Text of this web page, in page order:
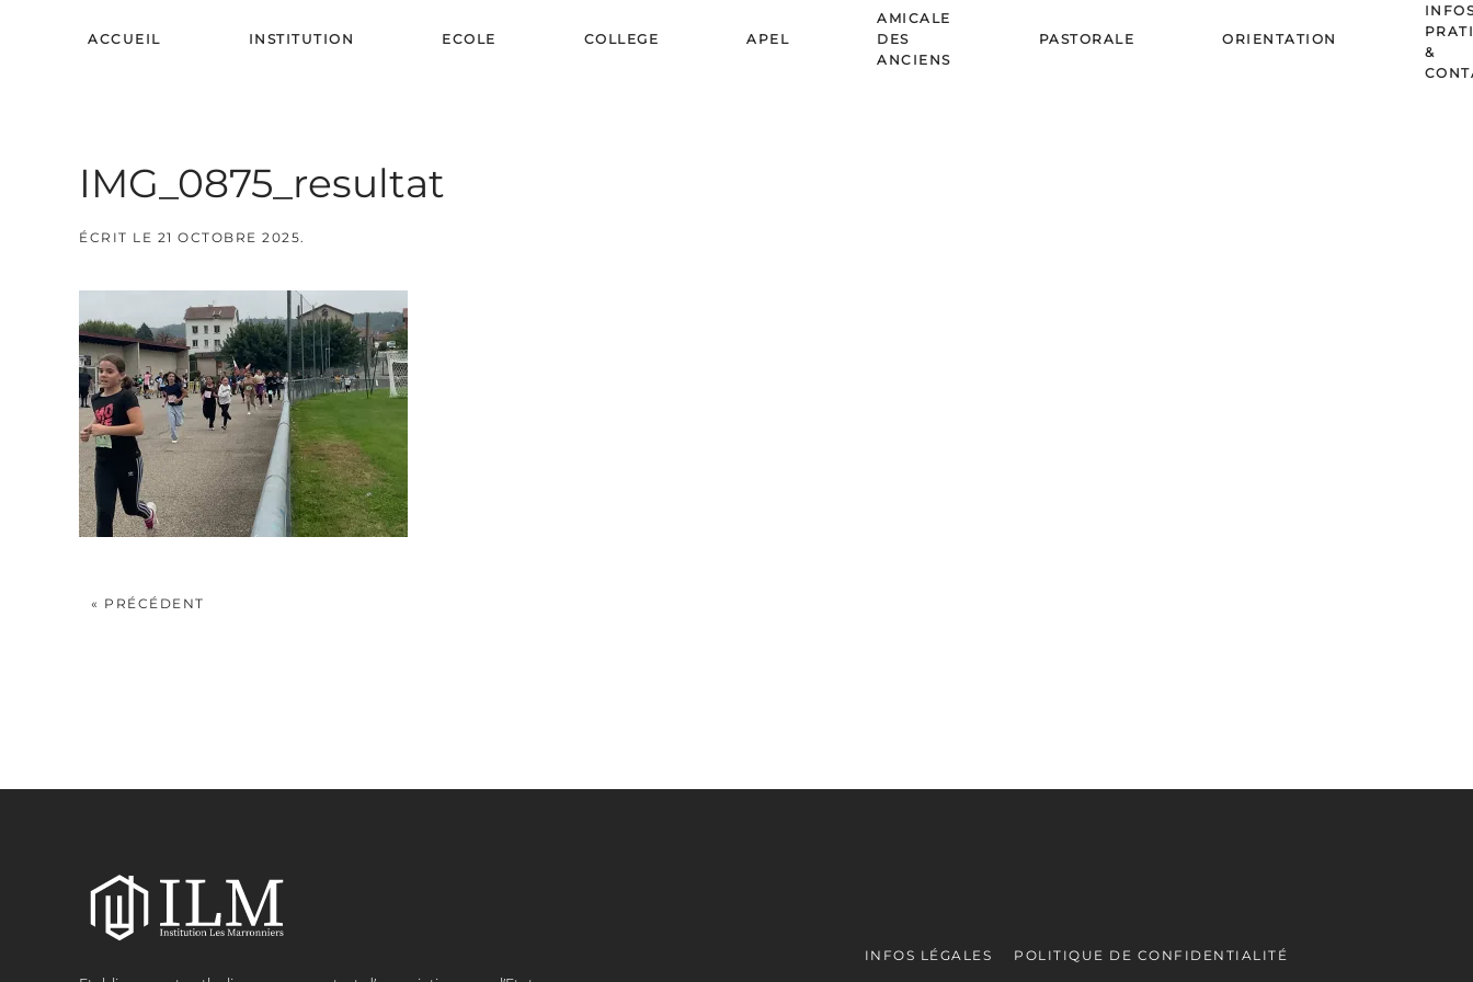
ACCUEIL INSTITUTION ECOLE COLLEGE APEL
AMICALE
DES
ANCIENS
PASTORALE ORIENTATION
&
IMG_0875_resultat
ÉCRIT LE 21 OCTOBRE 2025.
« PRÉCÉDENT
INFOS LÉGALES POLITIQUE DE CONFIDENTIALITÉ